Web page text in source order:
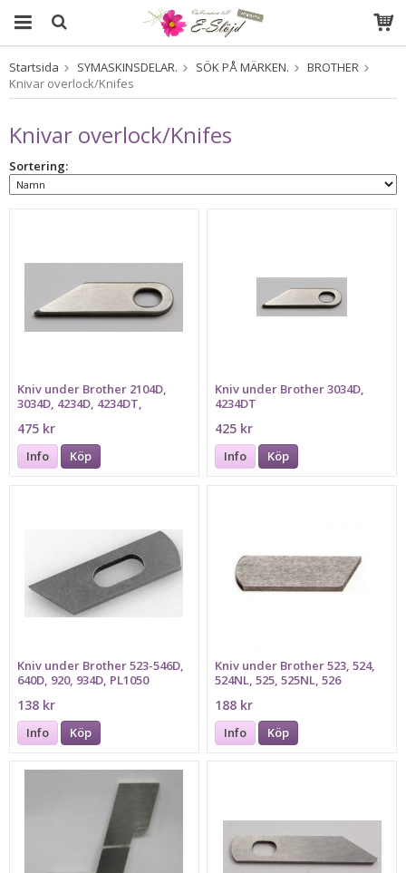
Produkten har blivit tillagd i varukorgen
Startsida SYMASKINSDELAR. SÖK PÅ MÄRKEN.
BROTHER
Knivar overlock/Knifes
Knivar overlock/Knifes
Sortering:
Kniv under Brother 2104D,
3034D, 4234D, 4234DT,
475 kr
Info Köp
Kniv under Brother 3034D,
4234DT
425 kr
Info Köp
Kniv under Brother 523-546D,
640D, 920, 934D, PL1050
138 kr
Info Köp
Kniv under Brother 523, 524,
524NL, 525, 525NL, 526
188 kr
Info Köp